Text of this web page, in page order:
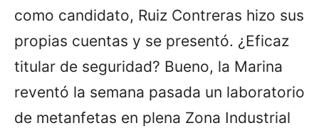
como candidato, Ruiz Contreras hizo sus
propias cuentas y se presentó. ¿Eficaz
titular de seguridad? Bueno, la Marina
reventó la semana pasada un laboratorio
de metanfetas en plena Zona Industrial